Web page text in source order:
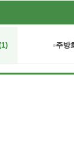
주방